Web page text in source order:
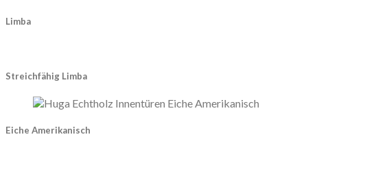
Limba
Streichfähig Limba
Eiche Amerikanisch